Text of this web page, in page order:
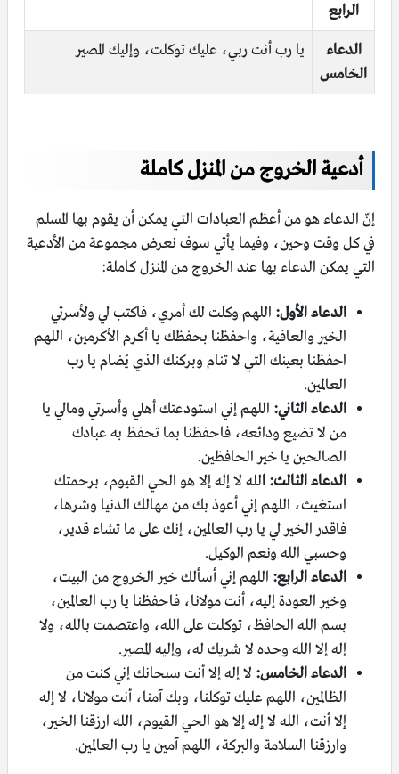
الرابع
الدعاء
الخامس
يا رب أنت ربي، عليك توكلت، وإليك المصير
أدعية الخروج من المنزل كاملة
إنّ الدعاء هو من أعظم العبادات التي يمكن أن يقوم بها المسلم
في كل وقت وحين، وفيما يأتي سوف نعرض مجموعة من الأدعية
التي يمكن الدعاء بها عند الخروج من المنزل كاملة:
الدعاء الأول: اللهم وكلت لك أمري، فاكتب لي ولأسرتي
الخير والعافية، واحفظنا بحفظك يا أكرم الأكرمين، اللهم
احفظنا بعينك التي لا تنام وبركنك الذي يُضام يا رب
العالمين.
الدعاء الثاني: اللهم إني استودعتك أهلي وأسرتي ومالي يا
من لا تضيع ودائعه، فاحفظنا بما تحفظ به عبادك
الصالحين يا خير الحافظين.
الدعاء الثالث: الله لا إله إلا هو الحي القيوم، برحمتك
استغيث، اللهم إني أعوذ بك من مهالك الدنيا وشرها،
فاقدر الخير لي يا رب العالمين، إنك على ما تشاء قدير،
وحسبي الله ونعم الوكيل.
الدعاء الرابع: اللهم إني أسألك خير الخروج من البيت،
وخير العودة إليه، أنت مولانا، فاحفظنا يا رب العالمين،
بسم الله الحافظ، توكلت على الله، واعتصمت بالله، ولا
إله إلا الله وحده لا شريك له، وإليه المصير.
الدعاء الخامس: لا إله إلا أنت سبحانك إني كنت من
الظالمين، اللهم عليك توكلنا، وبك آمنا، أنت مولانا، لا إله
إلا أنت، الله لا إله إلا هو الحي القيوم، الله ارزقنا الخير،
وارزقنا السلامة والبركة، اللهم آمين يا رب العالمين.